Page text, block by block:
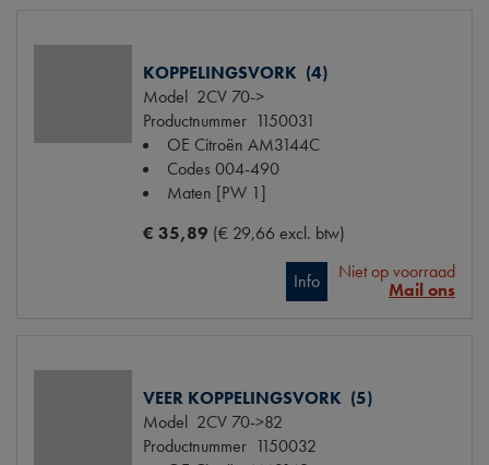
KOPPELINGSVORK (4)
Model 2CV 70->
Productnummer 1150031
OE Citroën AM3144C
Codes 004-490
Maten [PW 1]
€ 35,89 (€ 29,66 excl. btw)
Info
Niet op voorraad
Mail ons
VEER KOPPELINGSVORK (5)
Model 2CV 70->82
Productnummer 1150032